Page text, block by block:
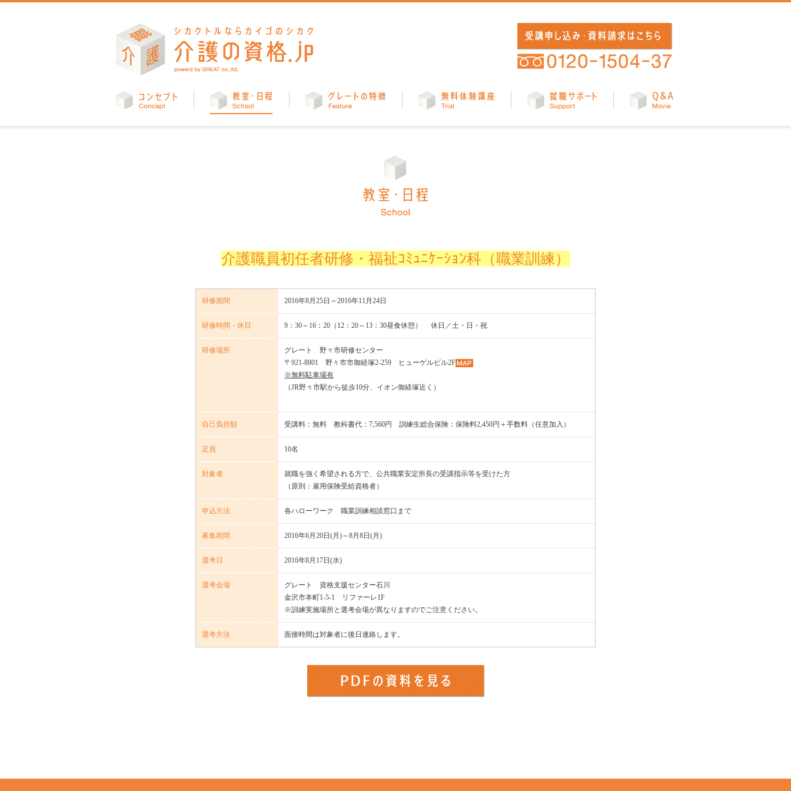
コンセプト 教室・日程 グレートの特徴 無料体験講座 就職サポート
介護職員初任者研修・福祉ｺﾐｭﾆｹｰｼｮﾝ科（職業訓練）
研修期間 2016年8月25日～2016年11月24日
研修時間・休日 9：30～16：20（12：20～13：30昼食休憩） 休日／土・日・祝
研修場所
グレート 野々市研修センター
〒921-8801 野々市市御経塚2-259 ヒューゲルビル2F
※無料駐車場有
（JR野々市駅から徒歩10分、イオン御経塚近く）
自己負担額 受講料：無料 教科書代：7,560円 訓練生総合保険：保険料2,450円＋手数料（任意加入）
定員 10名
対象者
就職を強く希望される方で、公共職業安定所長の受講指示等を受けた方
（原則：雇用保険受給資格者）
申込方法 各ハローワーク 職業訓練相談窓口まで
募集期間 2016年6月20日(月)～8月8日(月)
選考日 2016年8月17日(水)
選考会場
グレート 資格支援センター石川
金沢市本町1-5-1 リファーレ1F
※訓練実施場所と選考会場が異なりますのでご注意ください。
選考方法 面接時間は対象者に後日連絡します。